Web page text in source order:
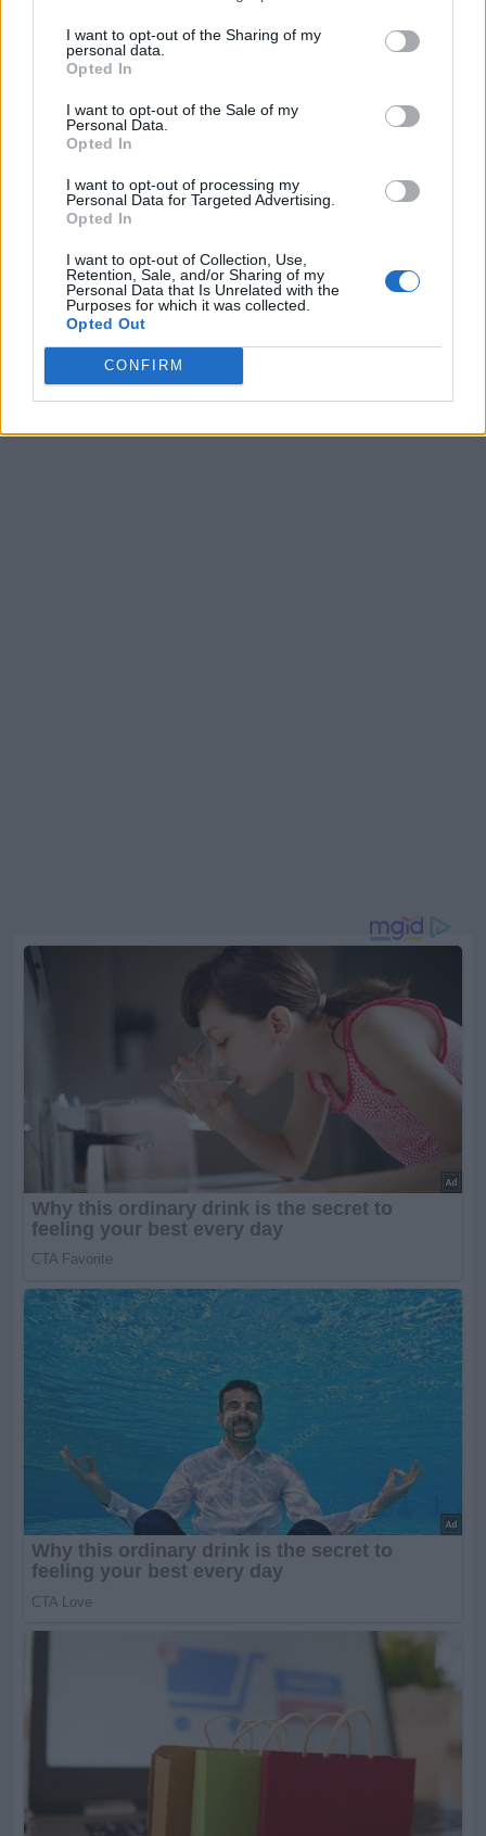
I want to opt-out of the Sharing of my
personal data.
Opted In
I want to opt-out of the Sale of my
Personal Data.
Opted In
I want to opt-out of processing my
Personal Data for Targeted Advertising.
Opted In
I want to opt-out of Collection, Use,
Retention, Sale, and/or Sharing of my
Personal Data that Is Unrelated with the
Purposes for which it was collected.
Opted Out
CONFIRM
Εγγραφή στο WWN Weekly
Το εβδομαδιαίο newsletter με τα κορυφαία νέα του
Θα λάβετε email επιβεβαίωσης (double opt-in). Διαγραφή όποτε
θέλετε.